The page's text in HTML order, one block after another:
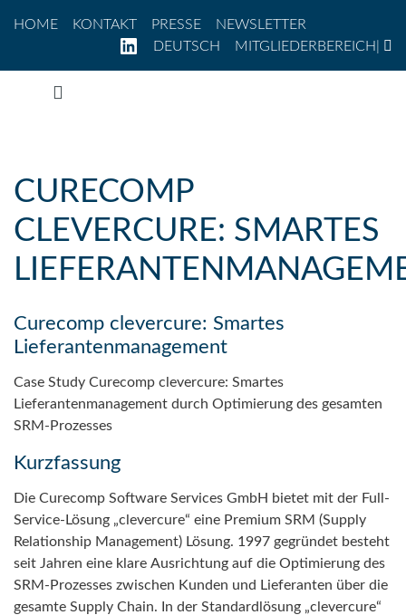
HOME
KONTAKT PRESSE NEWSLETTER
LINKEDIN
DEUTSCH MITGLIEDERBEREICH
CURECOMP
CLEVERCURE: SMARTES
Curecomp clevercure: Smartes
Lieferantenmanagement
Case Study Curecomp clevercure: Smartes
Lieferantenmanagement durch Optimierung des gesamten
SRM-Prozesses
Kurzfassung
Die Curecomp Software Services GmbH bietet mit der Full-
Service-Lösung „clevercure“ eine Premium SRM (Supply
Relationship Management) Lösung. 1997 gegründet besteht
seit Jahren eine klare Ausrichtung auf die Optimierung des
SRM-Prozesses zwischen Kunden und Lieferanten über die
gesamte Supply Chain. In der Standardlösung „clevercure“